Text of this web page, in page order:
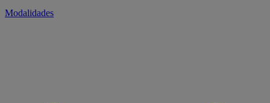
Modalidades